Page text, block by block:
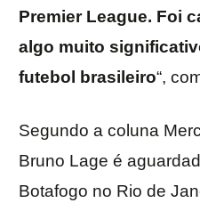
Premier League. Foi
algo muito
futebol brasileiro“,
Segundo a coluna
Bruno Lage é
Botafogo no Rio de